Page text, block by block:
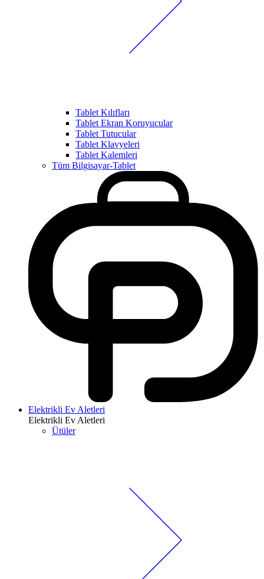
Tablet Kılıfları
Tablet Ekran Koruyucular
Tablet Tutucular
Tablet Klavyeleri
Tablet Kalemleri
Tüm Bilgisayar-Tablet
Elektrikli Ev Aletleri
Elektrikli Ev Aletleri
Ütüler